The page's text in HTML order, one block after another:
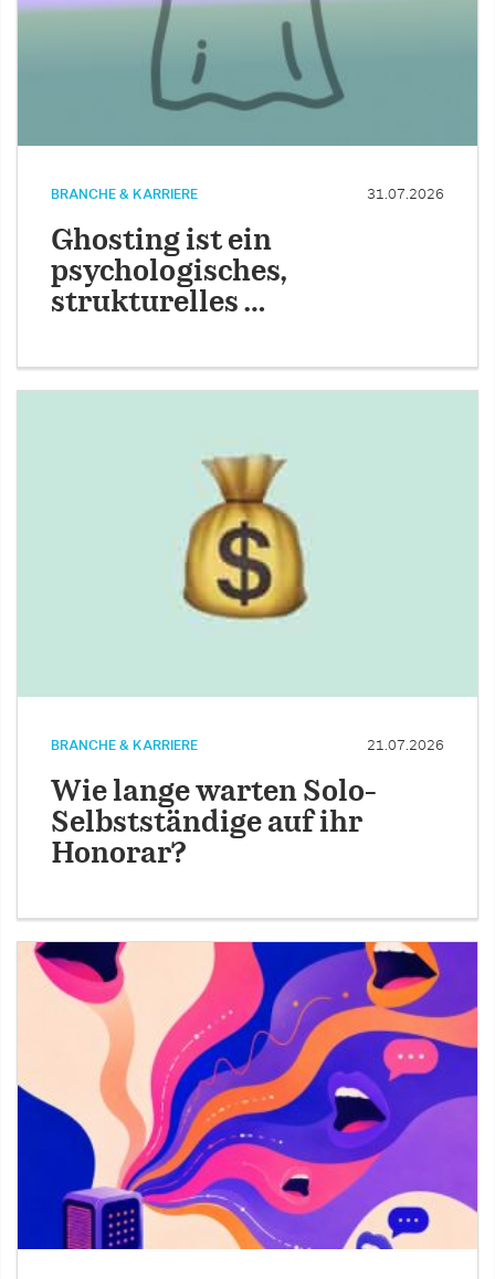
BRANCHE & KARRIERE 31.07.2026
Ghosting ist ein
psychologisches,
strukturelles …
BRANCHE & KARRIERE 21.07.2026
Wie lange warten Solo-
Selbstständige auf ihr
Honorar?